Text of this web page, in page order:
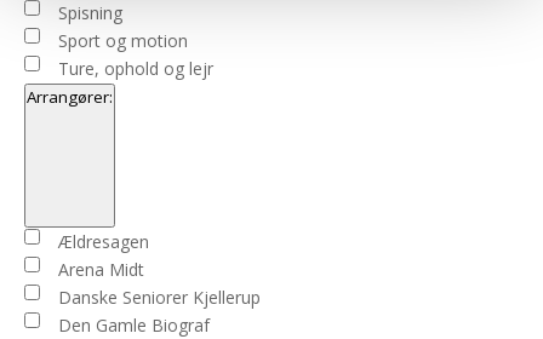
Spisning
Sport og motion
Ture, ophold og lejr
Arrangører:
filter Close
Arrangører
Ældresagen
Arena Midt
Danske Seniorer Kjellerup
Den Gamle Biograf